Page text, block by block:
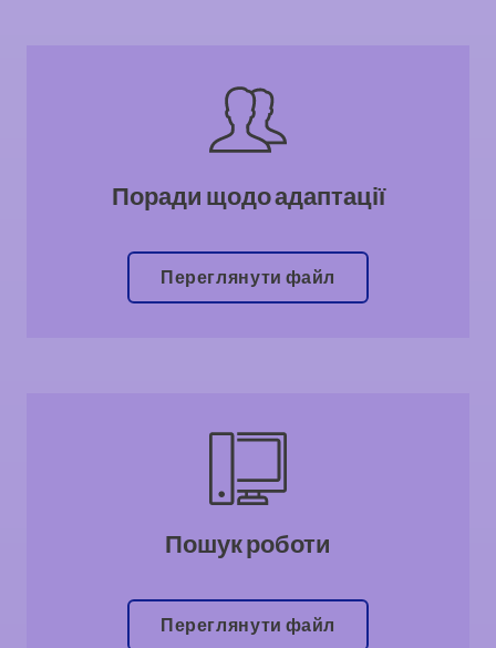
Поради щодо адаптації
Переглянути файл
Пошук роботи
Переглянути файл